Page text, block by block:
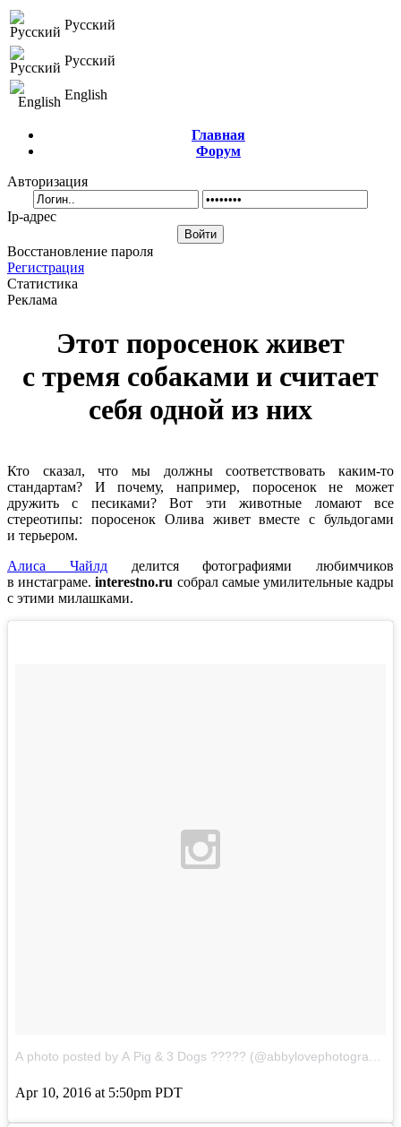
Русский
Русский
English
Главная
Форум
Авторизация
Ip-адрес
Восстановление пароля
Регистрация
Статистика
Реклама
Этот поросенок живет
с тремя собаками и считает
себя одной из них
Кто сказал, что мы должны соответствовать каким-то
стандартам? И почему, например, поросенок не может
дружить с песиками? Вот эти животные ломают все
стереотипы: поросенок Олива живет вместе с бульдогами
и терьером.
Алиса Чайлдделится фотографиями любимчиков
в инстаграме.interestno.ru собрал самые умилительные кадры
с этими милашками.
Apr 10, 2016 at 5:50pm PDT